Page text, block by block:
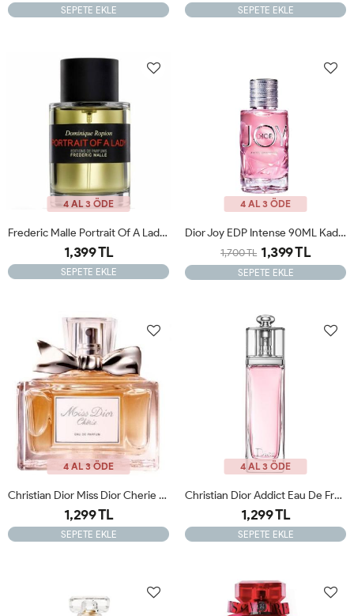
SEPETE EKLE SEPETE EKLE
4 AL 3 ÖDE
Frederic Malle Portrait Of A Lady 100ml Kadın Parfüm Tester
1,399 TL
SEPETE EKLE
4 AL 3 ÖDE
Dior Joy EDP Intense 90ML Kadın Tester Parfüm
1,700 TL 1,399 TL
SEPETE EKLE
4 AL 3 ÖDE
Christian Dior Miss Dior Cherie Edp 100ml Kadın Tester Parfüm
1,299 TL
SEPETE EKLE
4 AL 3 ÖDE
Christian Dior Addict Eau De Fraiche Edt 100ml Kadın Tester Parfüm
1,299 TL
SEPETE EKLE